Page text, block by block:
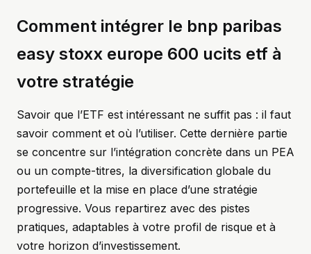
Comment intégrer le bnp paribas
easy stoxx europe 600 ucits etf à
votre stratégie
Savoir que l’ETF est intéressant ne suffit pas : il faut
savoir comment et où l’utiliser. Cette dernière partie
se concentre sur l’intégration concrète dans un PEA
ou un compte-titres, la diversification globale du
portefeuille et la mise en place d’une stratégie
progressive. Vous repartirez avec des pistes
pratiques, adaptables à votre profil de risque et à
votre horizon d’investissement.